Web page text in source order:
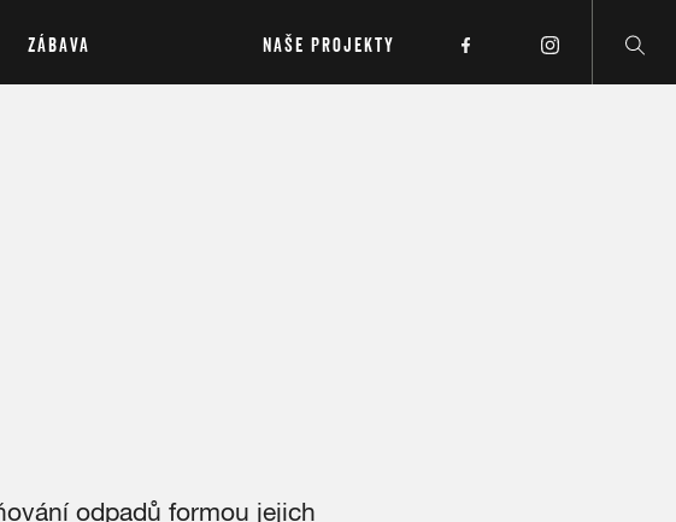
ZÁBAVA NAŠE PROJEKTY
odpadů formou jejich